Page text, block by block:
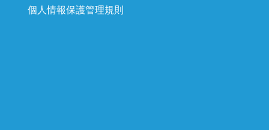
個人情報保護管理規則